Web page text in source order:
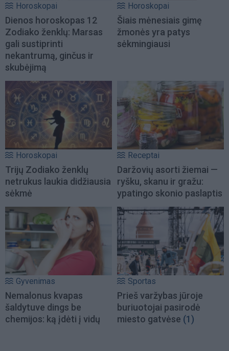
Horoskopai
Dienos horoskopas 12
Zodiako ženklų: Marsas
gali sustiprinti
nekantrumą, ginčus ir
skubėjimą
Horoskopai
Šiais mėnesiais gimę
žmonės yra patys
sėkmingiausi
Horoskopai
Trijų Zodiako ženklų
netrukus laukia didžiausia
sėkmė
Receptai
Daržovių asorti žiemai —
ryšku, skanu ir gražu:
ypatingo skonio paslaptis
Gyvenimas
Nemalonus kvapas
šaldytuve dings be
chemijos: ką įdėti į vidų
Sportas
Prieš varžybas jūroje
buriuotojai pasirodė
miesto gatvėse (1)